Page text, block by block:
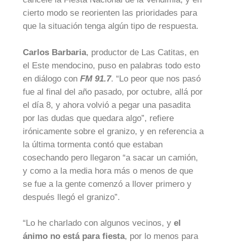
cierto modo se reorienten las prioridades para
que la situación tenga algún tipo de respuesta.
Carlos Barbaria, productor de Las Catitas, en
el Este mendocino, puso en palabras todo esto
en diálogo con FM 91.7. “Lo peor que nos pasó
fue al final del año pasado, por octubre, allá por
el día 8, y ahora volvió a pegar una pasadita
por las dudas que quedara algo”, refiere
irónicamente sobre el granizo, y en referencia a
la última tormenta contó que estaban
cosechando pero llegaron “a sacar un camión,
y como a la media hora más o menos de que
se fue a la gente comenzó a llover primero y
después llegó el granizo”.
“Lo he charlado con algunos vecinos, y el
ánimo no está para fiesta, por lo menos para